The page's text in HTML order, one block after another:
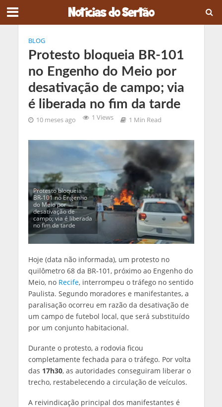
BLOG
Protesto bloqueia BR‑101
no Engenho do Meio por
desativação de campo; via
é liberada no fim da tarde
10 meses ago 1 Views 1 Min Read
Protesto bloqueia
BR‑101 no Engenho
do Meio por
desativação de
campo; via é liberada
no fim da tarde
Hoje (data não informada), um protesto no
quilômetro 68 da BR‑101, próximo ao Engenho do
Meio, no Recife, interrompeu o tráfego no sentido
Paulista. Segundo moradores e manifestantes, a
paralisação ocorreu em razão da desativação de
um campo de futebol local, que será substituído
por um conjunto habitacional.
Durante o protesto, a rodovia ficou
completamente fechada para o tráfego. Por volta
das 17h30, as autoridades conseguiram liberar o
trecho, restabelecendo a circulação de veículos.
A reivindicação principal dos manifestantes é